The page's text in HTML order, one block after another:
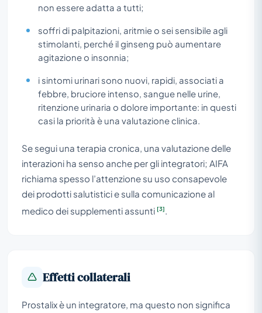
non essere adatta a tutti;
soffri di palpitazioni, aritmie o sei sensibile agli
stimolanti, perché il ginseng può aumentare
agitazione o insonnia;
i sintomi urinari sono nuovi, rapidi, associati a
febbre, bruciore intenso, sangue nelle urine,
ritenzione urinaria o dolore importante: in questi
casi la priorità è una valutazione clinica.
Se segui una terapia cronica, una valutazione delle
interazioni ha senso anche per gli integratori; AIFA
richiama spesso l’attenzione su uso consapevole
dei prodotti salutistici e sulla comunicazione al
medico dei supplementi assunti [3]
Effetti collaterali
Prostalix è un integratore, ma questo non significa